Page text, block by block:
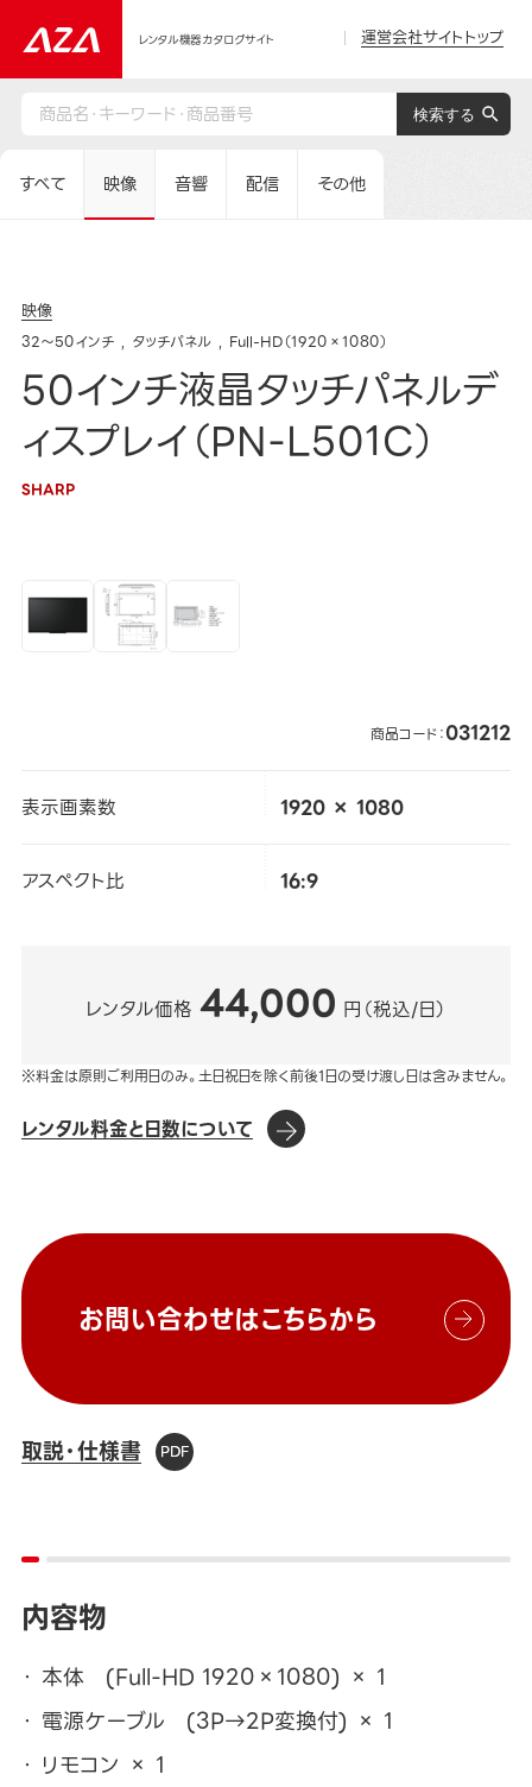
レンタル機器カタログサイト 運営会社サイトトップ
すべて 映像 音響 配信 その他
映像
32～50インチ タッチパネル Full-HD（1920×1080）
50インチ液晶タッチパネルデ
ィスプレイ（PN-L501C）
SHARP
商品コード：031212
表示画素数 1920 × 1080
アスペクト比 16:9
レンタル価格 44,000 円（税込/日）
※料金は原則ご利用日のみ。土日祝日を除く前後1日の受け渡し日は含みません。
レンタル料金と日数について
お問い合わせはこちらから
取説・仕様書
内容物
本体 (Full-HD 1920×1080) × 1
電源ケーブル (3P→2P変換付) × 1
リモコン × 1